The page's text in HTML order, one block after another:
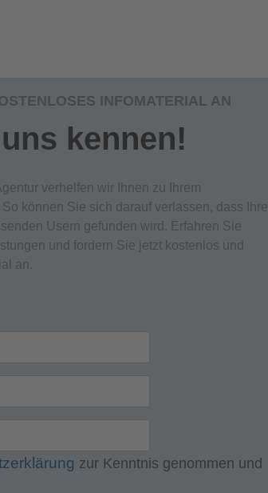
INFOMATERIAL AN
kennen!
verhelfen wir Ihnen zu Ihrem
können Sie sich darauf verlassen, dass Ihre
Usern gefunden wird. Erfahren Sie
und fordern Sie jetzt kostenlos und
an.
zur Kenntnis genommen und